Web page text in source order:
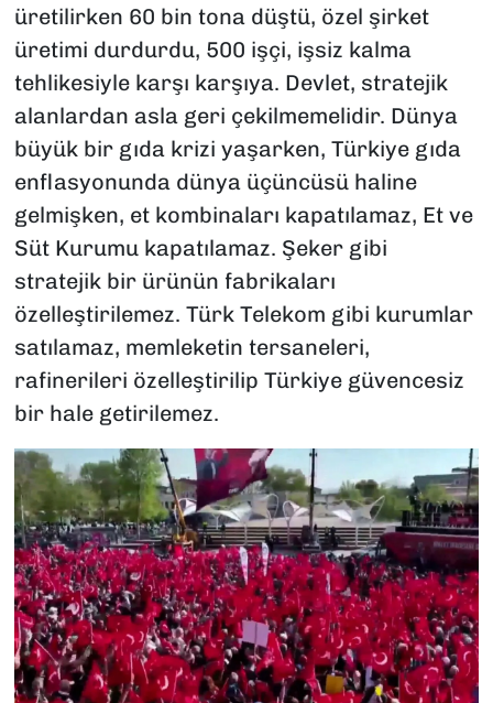
üretilirken 60 bin tona düştü, özel şirket
üretimi durdurdu, 500 işçi, işsiz kalma
tehlikesiyle karşı karşıya. Devlet, stratejik
alanlardan asla geri çekilmemelidir. Dünya
büyük bir gıda krizi yaşarken, Türkiye gıda
enflasyonunda dünya üçüncüsü haline
gelmişken, et kombinaları kapatılamaz, Et ve
Süt Kurumu kapatılamaz. Şeker gibi
stratejik bir ürünün fabrikaları
özelleştirilemez. Türk Telekom gibi kurumlar
satılamaz, memleketin tersaneleri,
rafinerileri özelleştirilip Türkiye güvencesiz
bir hale getirilemez.